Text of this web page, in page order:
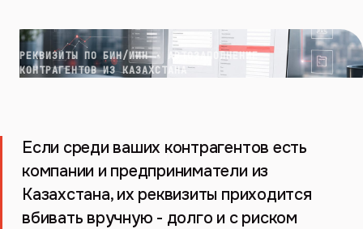
РЕКВИЗИТЫ ПО БИН/ИИН · АВТОЗАПОЛНЕНИЕ
КОНТРАГЕНТОВ ИЗ КАЗАХСТАНА
Если среди ваших контрагентов есть
компании и предприниматели из
Казахстана, их реквизиты приходится
вбивать вручную - долго и с риском